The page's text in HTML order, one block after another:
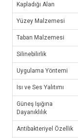
Kapladığı Alan
Yüzey Malzemesi
Taban Malzemesi
Silinebilirlik
Uygulama Yöntemi
Isı ve Ses Yalıtımı
Güneş Işığına
Dayanıklılık
Antibakteriyel Özellik